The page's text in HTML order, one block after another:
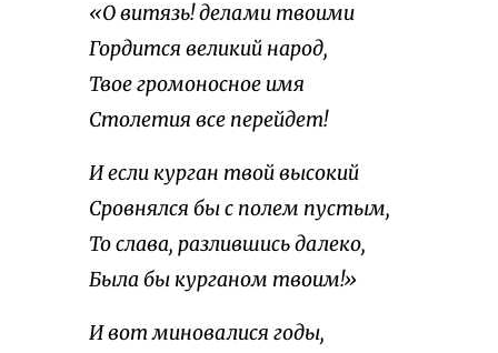
«О витязь! делами твоими
Гордится великий народ,
Твое громоносное имя
Столетия все перейдет!
И если курган твой высокий
Сровнялся бы с полем пустым,
То слава, разлившись далеко,
Была бы курганом твоим!»
И вот миновалися годы,